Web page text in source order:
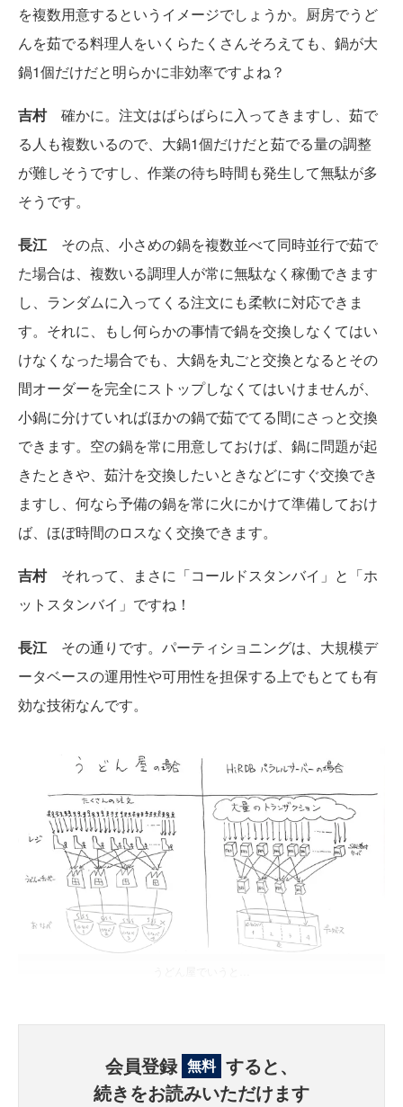
を複数用意するというイメージでしょうか。厨房でうど
んを茹でる料理人をいくらたくさんそろえても、鍋が大
鍋1個だけだと明らかに非効率ですよね？
吉村確かに。注文はばらばらに入ってきますし、茹で
る人も複数いるので、大鍋1個だけだと茹でる量の調整
が難しそうですし、作業の待ち時間も発生して無駄が多
そうです。
長江その点、小さめの鍋を複数並べて同時並行で茹で
た場合は、複数いる調理人が常に無駄なく稼働できます
し、ランダムに入ってくる注文にも柔軟に対応できま
す。それに、もし何らかの事情で鍋を交換しなくてはい
けなくなった場合でも、大鍋を丸ごと交換となるとその
間オーダーを完全にストップしなくてはいけませんが、
小鍋に分けていればほかの鍋で茹でてる間にさっと交換
できます。空の鍋を常に用意しておけば、鍋に問題が起
きたときや、茹汁を交換したいときなどにすぐ交換でき
ますし、何なら予備の鍋を常に火にかけて準備しておけ
ば、ほぼ時間のロスなく交換できます。
吉村それって、まさに「コールドスタンバイ」と「ホ
ットスタンバイ」ですね！
長江その通りです。パーティショニングは、大規模デ
ータベースの運用性や可用性を担保する上でもとても有
効な技術なんです。
会員登録 無料 すると、
続きをお読みいただけます